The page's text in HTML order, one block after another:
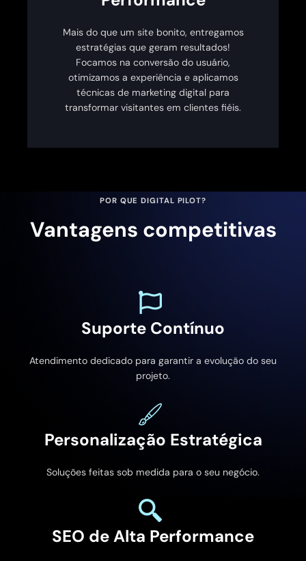
Mais do que um site bonito, entregamos
estratégias que geram resultados!
Focamos na conversão do usuário,
otimizamos a experiência e aplicamos
técnicas de marketing digital para
transformar visitantes em clientes fiéis.
POR QUE DIGITAL PILOT?
Vantagens competitivas
Suporte Contínuo
Atendimento dedicado para garantir a evolução do seu
projeto.
Personalização Estratégica
Soluções feitas sob medida para o seu negócio.
SEO de Alta Performance